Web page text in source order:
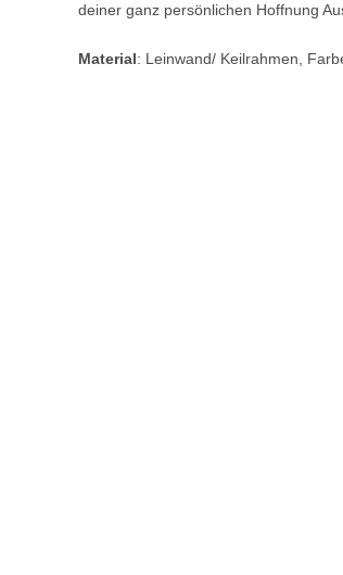
deiner ganz persönlichen Hoffnung
Material: Leinwand/ Keilrahmen,